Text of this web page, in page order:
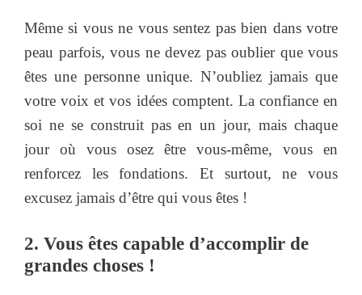
Même si vous ne vous sentez pas bien dans votre
peau parfois, vous ne devez pas oublier que vous
êtes une personne unique. N’oubliez jamais que
votre voix et vos idées comptent. La confiance en
soi ne se construit pas en un jour, mais chaque
jour où vous osez être vous-même, vous en
renforcez les fondations. Et surtout, ne vous
excusez jamais d’être qui vous êtes !
2. Vous êtes capable d’accomplir de
grandes choses !